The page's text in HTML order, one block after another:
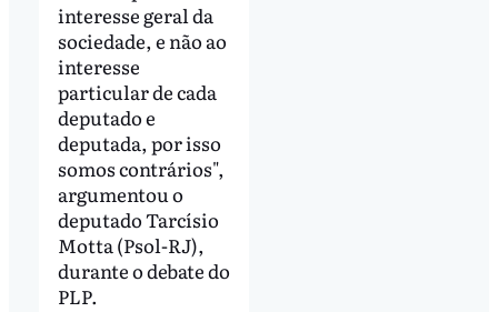
interesse geral da
sociedade, e não ao
interesse
particular de cada
deputado e
deputada, por isso
somos contrários",
argumentou o
deputado Tarcísio
Motta (Psol-RJ),
durante o debate do
PLP.